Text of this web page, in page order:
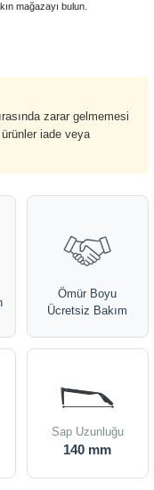
mağazayı bulun.
zarar gelmemesi
iade veya
Ömür Boyu
Ücretsiz Bakım
Sap Uzunluğu
140 mm